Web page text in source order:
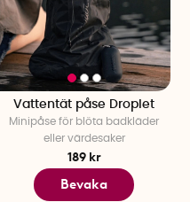
Vattentät påse Droplet
Minipåse för blöta badkläder
eller värdesaker
189 kr
Bevaka